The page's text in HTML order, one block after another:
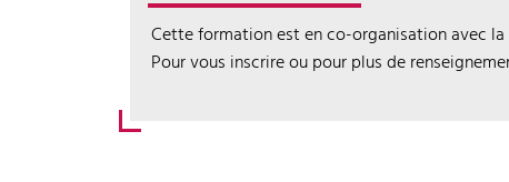
Cette formation est en co-organisation avec la
Pour vous inscrire ou pour plus de